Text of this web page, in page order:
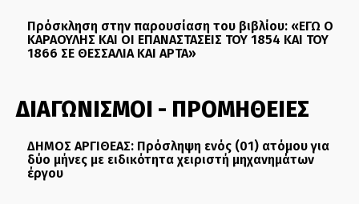
Πρόσκληση στην παρουσίαση του βιβλίου: «ΕΓΩ Ο
ΚΑΡΑΟΥΛΗΣ ΚΑΙ ΟΙ ΕΠΑΝΑΣΤΑΣΕΙΣ ΤΟΥ 1854 ΚΑΙ ΤΟΥ
1866 ΣΕ ΘΕΣΣΑΛΙΑ ΚΑΙ ΑΡΤΑ»
ΔΙΑΓΩΝΙΣΜΟΙ - ΠΡΟΜΗΘΕΙΕΣ
ΔΗΜΟΣ ΑΡΓΙΘΕΑΣ: Πρόσληψη ενός (01) ατόμου για
δύο μήνες με ειδικότητα χειριστή μηχανημάτων
έργου